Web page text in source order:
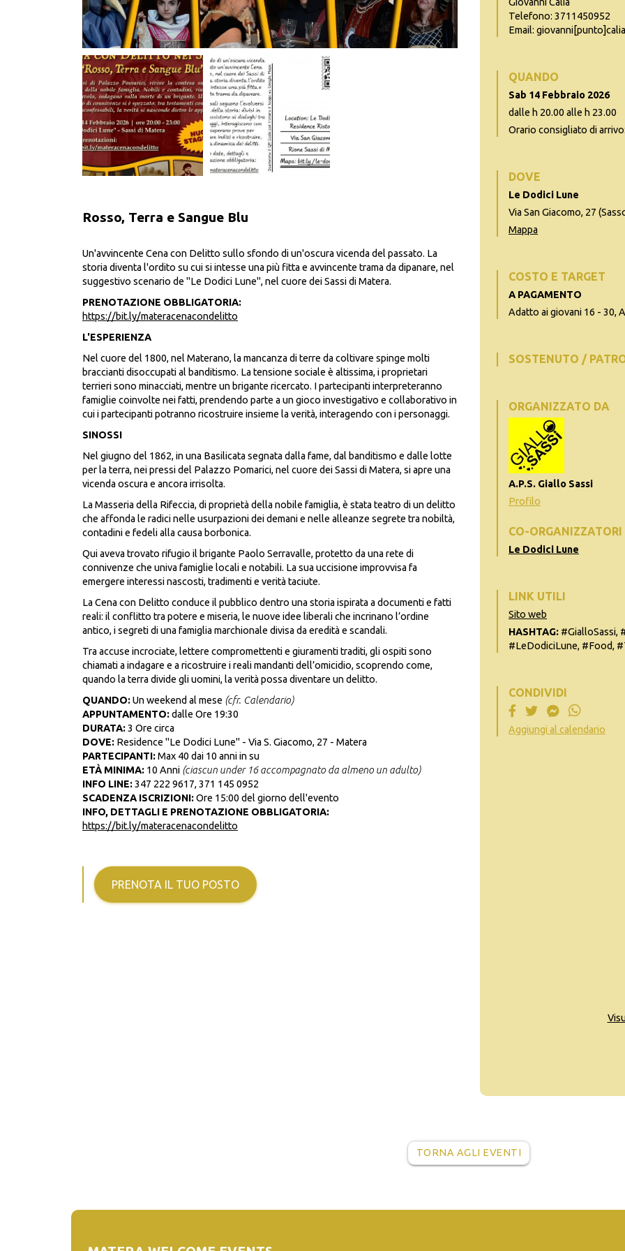
Rosso, Terra e Sangue Blu
Un'avvincente Cena con Delitto sullo sfondo di un'oscura vicenda del passato. La
storia diventa l'ordito su cui si intesse una più fitta e avvincente trama da dipanare, nel
suggestivo scenario de "Le Dodici Lune", nel cuore dei Sassi di Matera.
PRENOTAZIONE OBBLIGATORIA:
https://bit.ly/materacenacondelitto
L'ESPERIENZA
Nel cuore del 1800, nel Materano, la mancanza di terre da coltivare spinge molti
braccianti disoccupati al banditismo. La tensione sociale è altissima, i proprietari
terrieri sono minacciati, mentre un brigante ricercato. I partecipanti interpreteranno
famiglie coinvolte nei fatti, prendendo parte a un gioco investigativo e collaborativo in
cui i partecipanti potranno ricostruire insieme la verità, interagendo con i personaggi.
SINOSSI
Nel giugno del 1862, in una Basilicata segnata dalla fame, dal banditismo e dalle lotte
per la terra, nei pressi del Palazzo Pomarici, nel cuore dei Sassi di Matera, si apre una
vicenda oscura e ancora irrisolta.
La Masseria della Rifeccia, di proprietà della nobile famiglia, è stata teatro di un delitto
che affonda le radici nelle usurpazioni dei demani e nelle alleanze segrete tra nobiltà,
contadini e fedeli alla causa borbonica.
Qui aveva trovato rifugio il brigante Paolo Serravalle, protetto da una rete di
connivenze che univa famiglie locali e notabili. La sua uccisione improvvisa fa
emergere interessi nascosti, tradimenti e verità taciute.
La Cena con Delitto conduce il pubblico dentro una storia ispirata a documenti e fatti
reali: il conflitto tra potere e miseria, le nuove idee liberali che incrinano l’ordine
antico, i segreti di una famiglia marchionale divisa da eredità e scandali.
Tra accuse incrociate, lettere compromettenti e giuramenti traditi, gli ospiti sono
chiamati a indagare e a ricostruire i reali mandanti dell’omicidio, scoprendo come,
quando la terra divide gli uomini, la verità possa diventare un delitto.
QUANDO:Un weekend al mese (cfr. Calendario)
APPUNTAMENTO:dalle Ore 19:30
DURATA:3 Ore circa
DOVE: Residence "Le Dodici Lune" - Via S. Giacomo, 27 - Matera
PARTECIPANTI:Max 40 dai 10 anni in su
ETÀ MINIMA: 10 Anni (ciascun under 16 accompagnato da almeno un adulto)
INFO LINE:347 222 9617, 371 145 0952
SCADENZA ISCRIZIONI:Ore 15:00 del giorno dell'evento
INFO, DETTAGLI E PRENOTAZIONE OBBLIGATORIA:
https://bit.ly/materacenacondelitto
PRENOTA IL TUO POSTO
Giovanni Calia
Telefono: 3711450952
Email:
QUANDO
Sab 14 Febbraio 2026
dalle h 20.00 alle h 23.00
Orario consigliato di
DOVE
Le Dodici Lune
Via San Giacomo, 27
Mappa
COSTO E TARGET
A PAGAMENTO
Adatto ai giovani 16 - 30,
SOSTENUTO /
ORGANIZZATO DA
A.P.S. Giallo Sassi
Profilo
CO-ORGANIZZATORI
Le Dodici Lune
LINK UTILI
Sito web
HASHTAG: #GialloSassi,
#LeDodiciLune, #Food,
CONDIVIDI
Aggiungi al calendario
TORNA AGLI EVENTI